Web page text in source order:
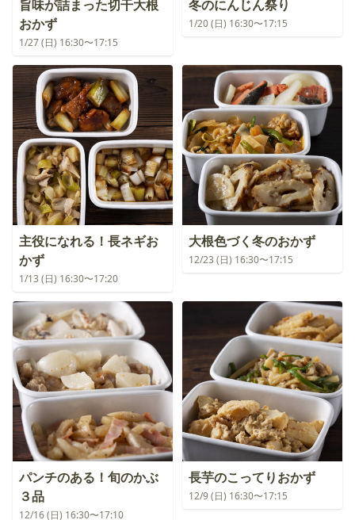
旨味が詰まった切干大根
おかず
1/27 (日) 16:30〜17:15
冬のにんじん祭り
1/20 (日) 16:30〜17:15
主役になれる！長ネギお
かず
1/13 (日) 16:30〜17:20
大根色づく冬のおかず
12/23 (日) 16:30〜17:15
パンチのある！旬のかぶ
３品
12/16 (日) 16:30〜17:10
長芋のこってりおかず
12/9 (日) 16:30〜17:15